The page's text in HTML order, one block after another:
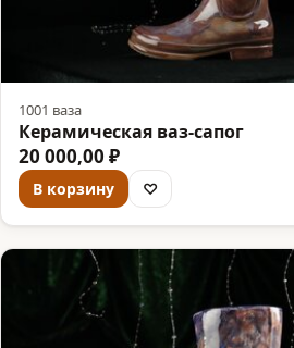
1001 ваза
Керамическая ваз-сапог
20 000,00 ₽
В корзину ♡